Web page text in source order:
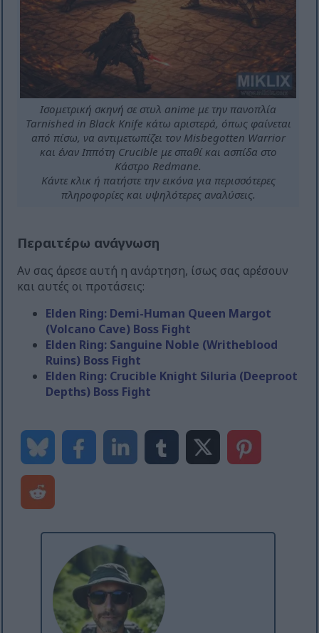
Ισομετρική σκηνή σε στυλ anime με την πανοπλία
Tarnished in Black Knife κάτω αριστερά, όπως φαίνεται
από πίσω, να αντιμετωπίζει τον Misbegotten Warrior
και έναν Ιππότη Crucible με σπαθί και ασπίδα στο
Κάστρο Redmane.
Κάντε κλικ ή πατήστε την εικόνα για περισσότερες
πληροφορίες και υψηλότερες αναλύσεις.
Περαιτέρω ανάγνωση
Αν σας άρεσε αυτή η ανάρτηση, ίσως σας αρέσουν
και αυτές οι προτάσεις:
Elden Ring: Demi-Human Queen Margot
(Volcano Cave) Boss Fight
Elden Ring: Sanguine Noble (Writheblood
Ruins) Boss Fight
Elden Ring: Crucible Knight Siluria (Deeproot
Depths) Boss Fight